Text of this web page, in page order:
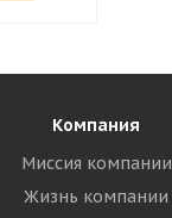
Компания
Миссия компании
Жизнь компании